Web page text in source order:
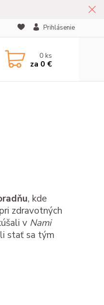
Prihlásenie
0ks
za 0 €
, kde
zdravotných
v Nami
stať sa tým